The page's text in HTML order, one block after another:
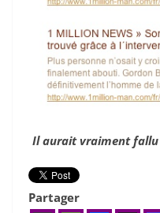
Il aurait vraiment fallu
Partager